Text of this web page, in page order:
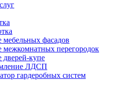
мебельных фасадов
межкомнатных перегородок
дверей-купе
ЛДСП
гардеробных систем